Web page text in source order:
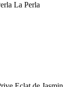
La Perla